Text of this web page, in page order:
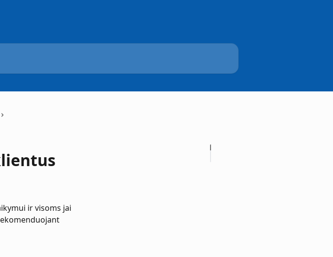
ir visoms jai